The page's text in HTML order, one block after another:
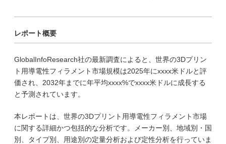
レポート概要
GlobalInfoResearch社の最新調査によると、世界の3Dプリン
ト用導電性フィラメント市場規模は2025年にxxxx米ドルと評
価され、2032年までに年平均xxxx%でxxxx米ドルに成長する
と予測されています。
本レポートは、世界の3Dプリント用導電性フィラメント市場
に関する詳細かつ包括的な分析です。メーカー別、地域別・国
別、タイプ別、用途別の定量分析および定性分析を行っていま